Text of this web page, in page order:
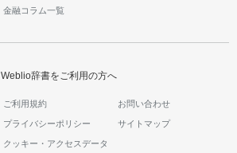
金融コラム一覧
Weblio辞書をご利用の方へ
ご利用規約 お問い合わせ
プライバシーポリシー サイトマップ
クッキー・アクセスデータ